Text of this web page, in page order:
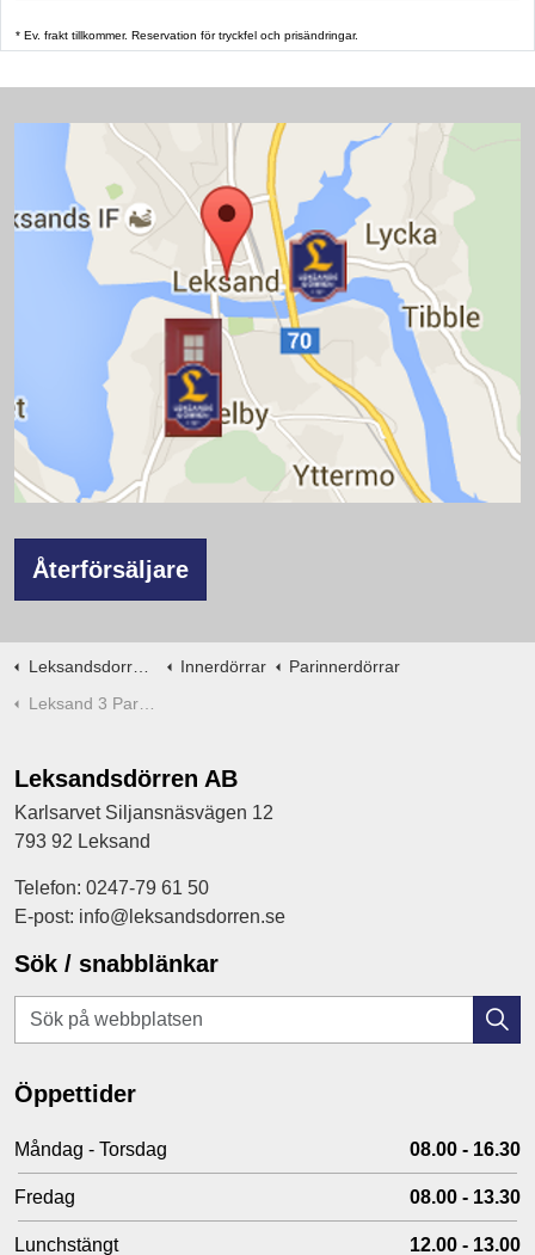
* Ev. frakt tillkommer. Reservation för tryckfel och prisändringar.
Återförsäljare
Leksandsdorren.se Innerdörrar
Parinnerdörrar
Leksand 3 Parinnerdörr
Leksandsdörren AB
Karlsarvet Siljansnäsvägen 12
793 92 Leksand
Telefon: 0247-79 61 50
E-post: info@leksandsdorren.se
Sök / snabblänkar
Öppettider
Måndag - Torsdag 08.00 - 16.30
Fredag 08.00 - 13.30
Lunchstängt 12.00 - 13.00